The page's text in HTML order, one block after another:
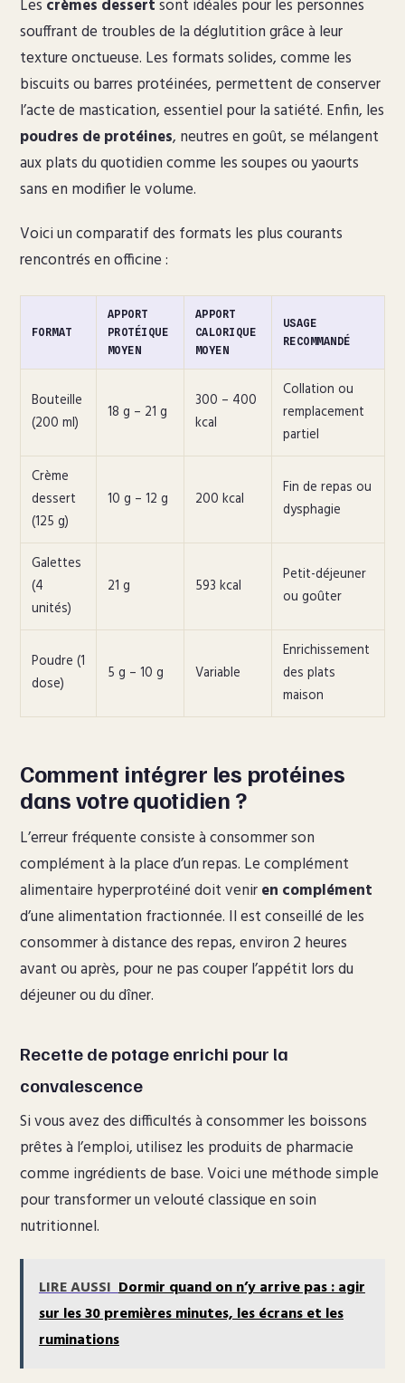
Les crèmes dessertsont idéales pour les personnes
souffrant de troubles de la déglutition grâce à leur
texture onctueuse. Les formats solides, comme les
biscuits ou barres protéinées, permettent de conserver
l’acte de mastication, essentiel pour la satiété. Enfin, les
poudres de protéines, neutres en goût, se mélangent
aux plats du quotidien comme les soupes ou yaourts
sans en modifier le volume.
Voici un comparatif des formats les plus courants
rencontrés en officine :
FORMAT
APPORT
PROTÉIQUE
MOYEN
APPORT
CALORIQUE
MOYEN
USAGE
RECOMMANDÉ
Bouteille
(200 ml)
18 g – 21 g
300 – 400
kcal
Collation ou
remplacement
partiel
Crème
dessert
(125 g)
10 g – 12 g 200 kcal
Fin de repas ou
dysphagie
Galettes
(4
unités)
21 g 593 kcal
Petit-déjeuner
ou goûter
Poudre (1
dose)
5 g – 10 g Variable
Enrichissement
des plats
maison
Comment intégrer les protéines
dans votre quotidien ?
L’erreur fréquente consiste à consommer son
complément à la place d’un repas. Le complément
alimentaire hyperprotéiné doit veniren complément
d’une alimentation fractionnée. Il est conseillé de les
consommer à distance des repas, environ 2 heures
avant ou après, pour ne pas couper l’appétit lors du
déjeuner ou du dîner.
Recette de potage enrichi pour la
convalescence
Si vous avez des difficultés à consommer les boissons
prêtes à l’emploi, utilisez les produits de pharmacie
comme ingrédients de base. Voici une méthode simple
pour transformer un velouté classique en soin
nutritionnel.
LIRE AUSSI Dormir quand on n’y arrive pas : agir
sur les 30 premières minutes, les écrans et les
ruminations